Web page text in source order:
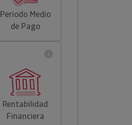
Periodo Medio
de Pago
Rentabilidad
Financiera